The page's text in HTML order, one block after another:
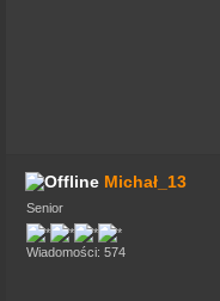
Michał_13
Senior
Wiadomości: 574